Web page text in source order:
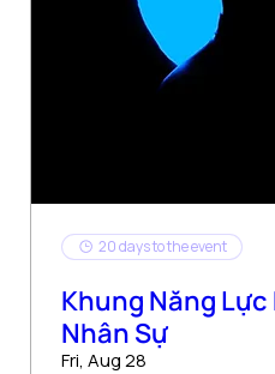
20 days to the event
Khung Năng Lực
Nhân Sự
Fri, Aug 28